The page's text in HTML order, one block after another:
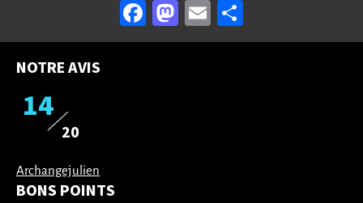
Facebook
Mastodon
Email
NOTRE AVIS
14
20
Archangejulien
BONS POINTS